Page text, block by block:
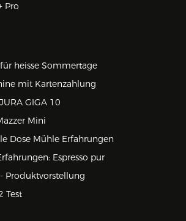
Pro
heisse Sommertage
mit Kartenzahlung
GIGA 10
Mini
Dose Mühle Erfahrungen
Espresso pur
Produktvorstellung
Test